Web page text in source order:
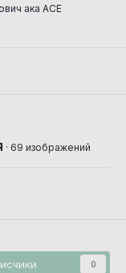
ака ACE
· 69 изображений
0